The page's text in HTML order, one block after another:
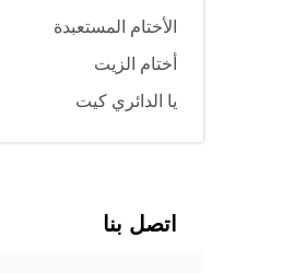
الأختام المستعبدة
أختام الزيت
يا الدائري كيت
اتصل بنا